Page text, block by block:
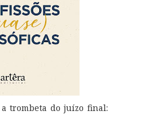
trombeta do juízo final: